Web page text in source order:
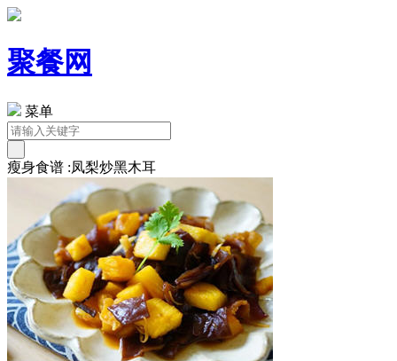
聚餐网
菜单
瘦身食谱 :凤梨炒黑木耳